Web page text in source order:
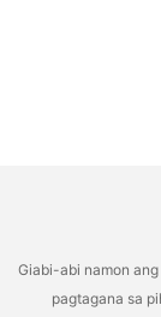
Giabi-abi namon
pagtagana sa